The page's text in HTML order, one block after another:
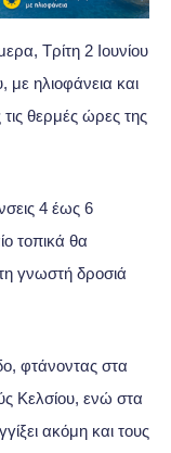
Τρίτη 2 Ιουνίου
με ηλιοφάνεια και
θερμές ώρες της
4 έως 6
τοπικά θα
γνωστή δροσιά
φτάνοντας στα
Κελσίου, ενώ στα
ακόμη και τους